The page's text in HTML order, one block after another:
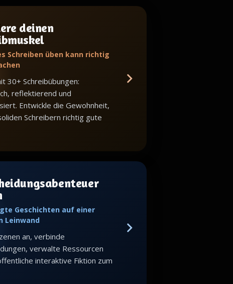
deinen
Schreiben üben kann richtig
30+ Schreibübungen:
reflektierend und
Entwickle die Gewohnheit,
Schreibern richtig gute
Geschichten auf einer
Leinwand
an, verbinde
verwalte Ressourcen
interaktive Fiktion zum